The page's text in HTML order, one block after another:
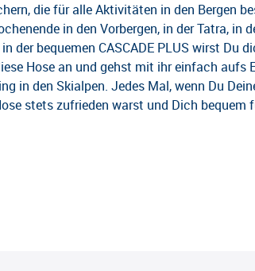
die für alle Aktivitäten in den Bergen
in den Vorbergen, in der Tatra, in
der bequemen CASCADE PLUS wirst Du
Hose an und gehst mit ihr einfach
in den Skialpen. Jedes Mal, wenn Du
stets zufrieden warst und Dich bequem